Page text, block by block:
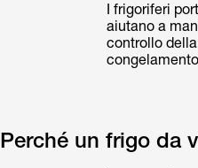
I frigoriferi
aiutano a
controllo
Perché un frigo da